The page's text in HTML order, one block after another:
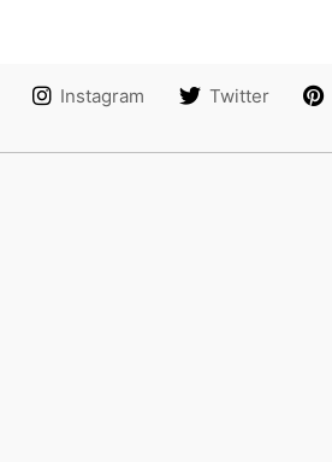
Instagram Twitter